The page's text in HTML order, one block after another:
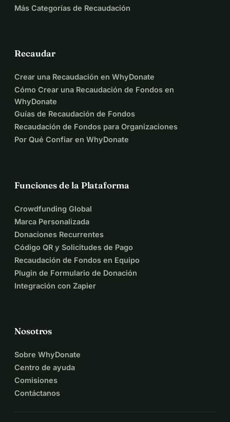
Más Categorías de Recaudación
Recaudar
Crear una Recaudación en WhyDonate
Cómo Crear una Recaudación de Fondos en
WhyDonate
Guías de Recaudación de Fondos
Recaudación de Fondos para Organizaciones
Por Qué Confiar en WhyDonate
Funciones de la Plataforma
Crowdfunding Global
Marca Personalizada
Donaciones Recurrentes
Código QR y Solicitudes de Pago
Recaudación de Fondos en Equipo
Plugin de Formulario de Donación
Integración con Zapier
Nosotros
Sobre WhyDonate
Centro de ayuda
Comisiones
Contáctanos